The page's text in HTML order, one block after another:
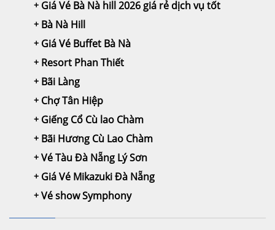
Giá Vé Bà Nà hill 2026 giá rẻ dịch vụ tốt
Bà Nà Hill
Giá Vé Buffet Bà Nà
Resort Phan Thiết
Bãi Làng
Chợ Tân Hiệp
Giếng Cổ Cù lao Chàm
Bãi Hương Cù Lao Chàm
Vé Tàu Đà Nẵng Lý Sơn
Giá Vé Mikazuki Đà Nẵng
Vé show Symphony